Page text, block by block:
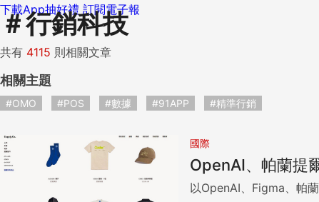
下載App抽好禮 訂閱電子報
＃行銷科技
共有 4115 則相關文章
相關主題
#OMO #POS #數據 #91APP #精準行銷
國際
OpenAI、帕蘭提
以OpenAI、Figma、帕